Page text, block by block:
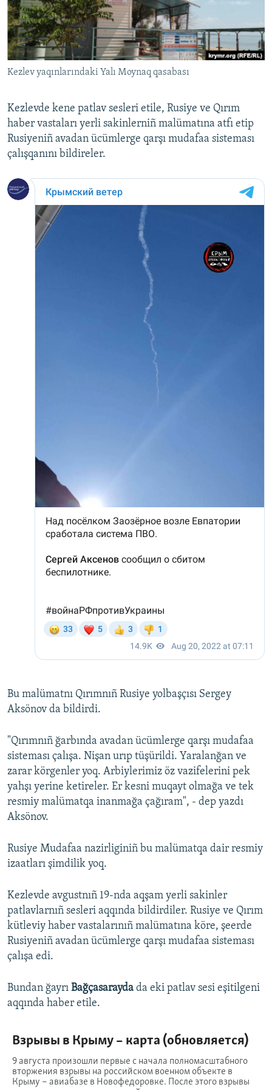
Русский
Українською
QOŞULIÑIZ!
RFE/RS bütün saytları
Kezlev yaqınlarındaki Yalı Moynaq qasabası
Kezlevde kene patlav sesleri etile, Rusiye ve Qırım
haber vastaları yerli sakinlerniñ malümatına atfı etip
Rusiyeniñ avadan ücümlerge qarşı mudafaa sisteması
çalışqanını bildireler.
Bu malümatnı Qırımnıñ Rusiye yolbaşçısı Sergey
Aksönov da bildirdi.
"Qırımnıñ ğarbında avadan ücümlerge qarşı mudafaa
sisteması çalışa. Nişan urıp tüşürildi. Yaralanğan ve
zarar körgenler yoq. Arbiylerimiz öz vazifelerini pek
yahşı yerine ketireler. Er kesni muqayt olmağa ve tek
resmiy malümatqa inanmağa çağıram", - dep yazdı
Aksönov.
Rusiye Mudafaa nazirliginiñ bu malümatqa dair resmiy
izaatları şimdilik yoq.
Kezlevde avgustnıñ 19-nda aqşam yerli sakinler
patlavlarnıñ sesleri aqqında bildirdiler. Rusiye ve Qırım
kütleviy haber vastalarınıñ malümatına köre, şeerde
Rusiyeniñ avadan ücümlerge qarşı mudafaa sisteması
çalışa edi.
Bundan ğayrı Bağçasarayda da eki patlav sesi eşitilgeni
aqqında haber etile.